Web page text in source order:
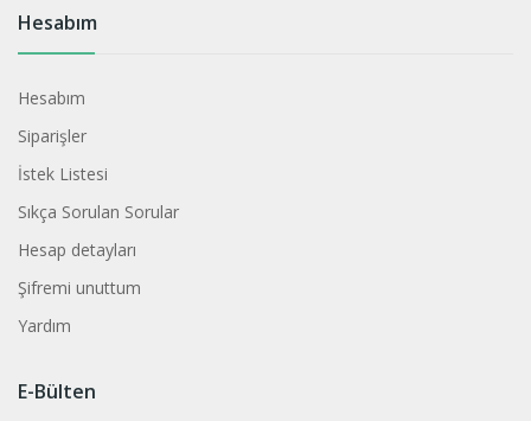
Hesabım
Hesabım
Siparişler
İstek Listesi
Sıkça Sorulan Sorular
Hesap detayları
Şifremi unuttum
Yardım
E-Bülten